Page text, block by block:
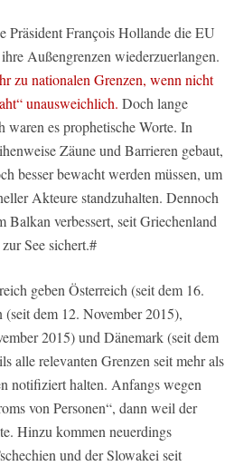
Präsident François Hollande die EU
Außengrenzen wiederzuerlangen.
zu nationalen Grenzen, wenn nicht
unausweichlich. Doch lange
waren es prophetische Worte. In
Zäune und Barrieren gebaut,
besser bewacht werden müssen, um
Akteure standzuhalten. Dennoch
Balkan verbessert, seit Griechenland
See sichert.#
geben Österreich (seit dem 16.
dem 12. November 2015),
2015) und Dänemark (seit dem
alle relevanten Grenzen seit mehr als
notifiziert halten. Anfangs wegen
von Personen“, dann weil der
Hinzu kommen neuerdings
und der Slowakei seit